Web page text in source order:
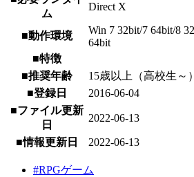
ム
Direct X
■動作環境
Win 7 32bit/7 64bit/8
64bit
■特徴
■推奨年齢
15歳以上（高校生～）
■登録日
2016-06-04
■ファイル更新
日
2022-06-13
■情報更新日 2022-06-13
#RPGゲーム